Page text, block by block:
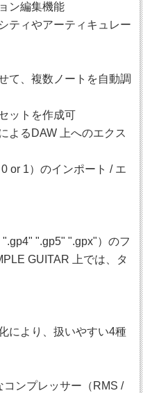
ン編集機能
ティやアーティキュレー
て、複数ノートを自動調
ットを作成可
よるDAW 上へのエクス
or 1）のインポート / エ
".gp5" ".gpx"）のフ
GUITAR 上では、タ
により、扱いやすい4種
ンプレッサー（RMS /